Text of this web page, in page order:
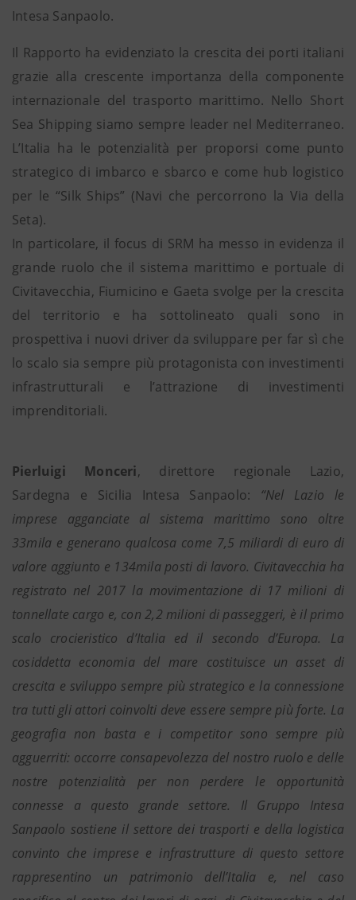
Intesa Sanpaolo.
Il Rapporto ha evidenziato la crescita dei porti italiani
grazie alla crescente importanza della componente
internazionale del trasporto marittimo. Nello Short
Sea Shipping siamo sempre leader nel Mediterraneo.
L’Italia ha le potenzialità per proporsi come punto
strategico di imbarco e sbarco e come hub logistico
per le “Silk Ships” (Navi che percorrono la Via della
Seta).
In particolare, il focus di SRM ha messo in evidenza il
grande ruolo che il sistema marittimo e portuale di
Civitavecchia, Fiumicino e Gaeta svolge per la crescita
del territorio e ha sottolineato quali sono in
prospettiva i nuovi driver da sviluppare per far sì che
lo scalo sia sempre più protagonista con investimenti
infrastrutturali e l’attrazione di investimenti
imprenditoriali.
Pierluigi Monceri, direttore regionale Lazio,
Sardegna e Sicilia Intesa Sanpaolo: “Nel Lazio le
imprese agganciate al sistema marittimo sono oltre
33mila e generano qualcosa come 7,5 miliardi di euro di
valore aggiunto e 134mila posti di lavoro. Civitavecchia ha
registrato nel 2017 la movimentazione di 17 milioni di
tonnellate cargo e, con 2,2 milioni di passeggeri, è il primo
scalo crocieristico d’Italia ed il secondo d’Europa. La
cosiddetta economia del mare costituisce un asset di
crescita e sviluppo sempre più strategico e la connessione
tra tutti gli attori coinvolti deve essere sempre più forte. La
geografia non basta e i competitor sono sempre più
agguerriti: occorre consapevolezza del nostro ruolo e delle
nostre potenzialità per non perdere le opportunità
connesse a questo grande settore. Il Gruppo Intesa
Sanpaolo sostiene il settore dei trasporti e della logistica
convinto che imprese e infrastrutture di questo settore
rappresentino un patrimonio dell’Italia e, nel caso